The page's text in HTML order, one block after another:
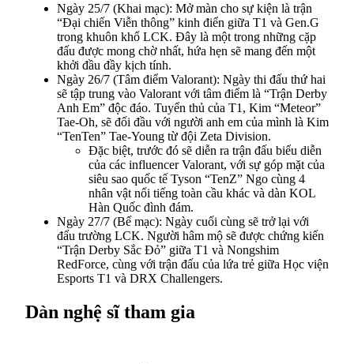
Ngày 25/7 (Khai mạc): Mở màn cho sự kiện là trận
“Đại chiến Viễn thông” kinh điển giữa T1 và Gen.G
trong khuôn khổ LCK. Đây là một trong những cặp
đấu được mong chờ nhất, hứa hẹn sẽ mang đến một
khởi đầu đầy kịch tính.
Ngày 26/7 (Tâm điểm Valorant): Ngày thi đấu thứ hai
sẽ tập trung vào Valorant với tâm điểm là “Trận Derby
Anh Em” độc đáo. Tuyển thủ của T1, Kim “Meteor”
Tae-Oh, sẽ đối đầu với người anh em của mình là Kim
“TenTen” Tae-Young từ đội Zeta Division.
Đặc biệt, trước đó sẽ diễn ra trận đấu biểu diễn
của các influencer Valorant, với sự góp mặt của
siêu sao quốc tế Tyson “TenZ” Ngo cùng 4
nhân vật nổi tiếng toàn cầu khác và dàn KOL
Hàn Quốc đình đám.
Ngày 27/7 (Bế mạc): Ngày cuối cùng sẽ trở lại với
đấu trường LCK. Người hâm mộ sẽ được chứng kiến
“Trận Derby Sắc Đỏ” giữa T1 và Nongshim
RedForce, cùng với trận đấu của lứa trẻ giữa Học viện
Esports T1 và DRX Challengers.
Dàn nghệ sĩ tham gia